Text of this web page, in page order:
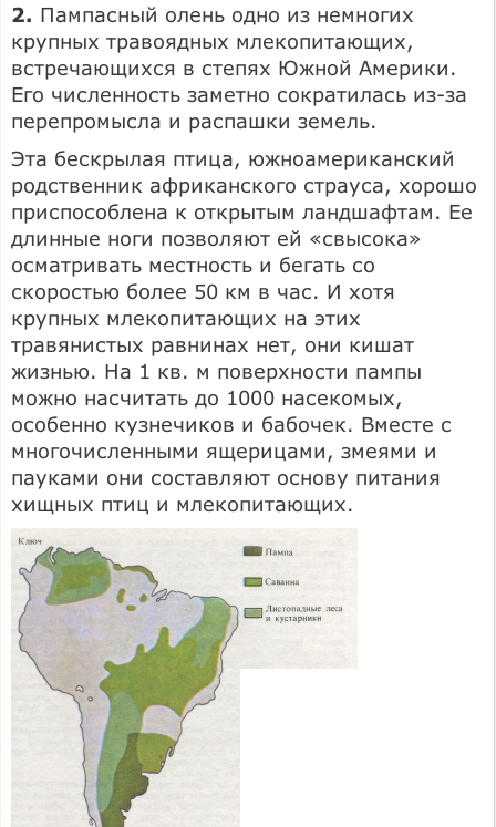
2. Пампасный олень одно из немногих
крупных травоядных млекопитающих,
встречающихся в степях Южной Америки.
Его численность заметно сократилась из-за
перепромысла и распашки земель.
Эта бескрылая птица, южноамериканский
родственник африканского страуса, хорошо
приспособлена к открытым ландшафтам. Ее
длинные ноги позволяют ей «свысока»
осматривать местность и бегать со
скоростью более 50 км в час. И хотя
крупных млекопитающих на этих
травянистых равнинах нет, они кишат
жизнью. На 1 кв. м поверхности пампы
можно насчитать до 1000 насекомых,
особенно кузнечиков и бабочек. Вместе с
многочисленными ящерицами, змеями и
пауками они составляют основу питания
хищных птиц и млекопитающих.